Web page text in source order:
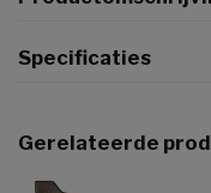
Specificaties
Gerelateerde